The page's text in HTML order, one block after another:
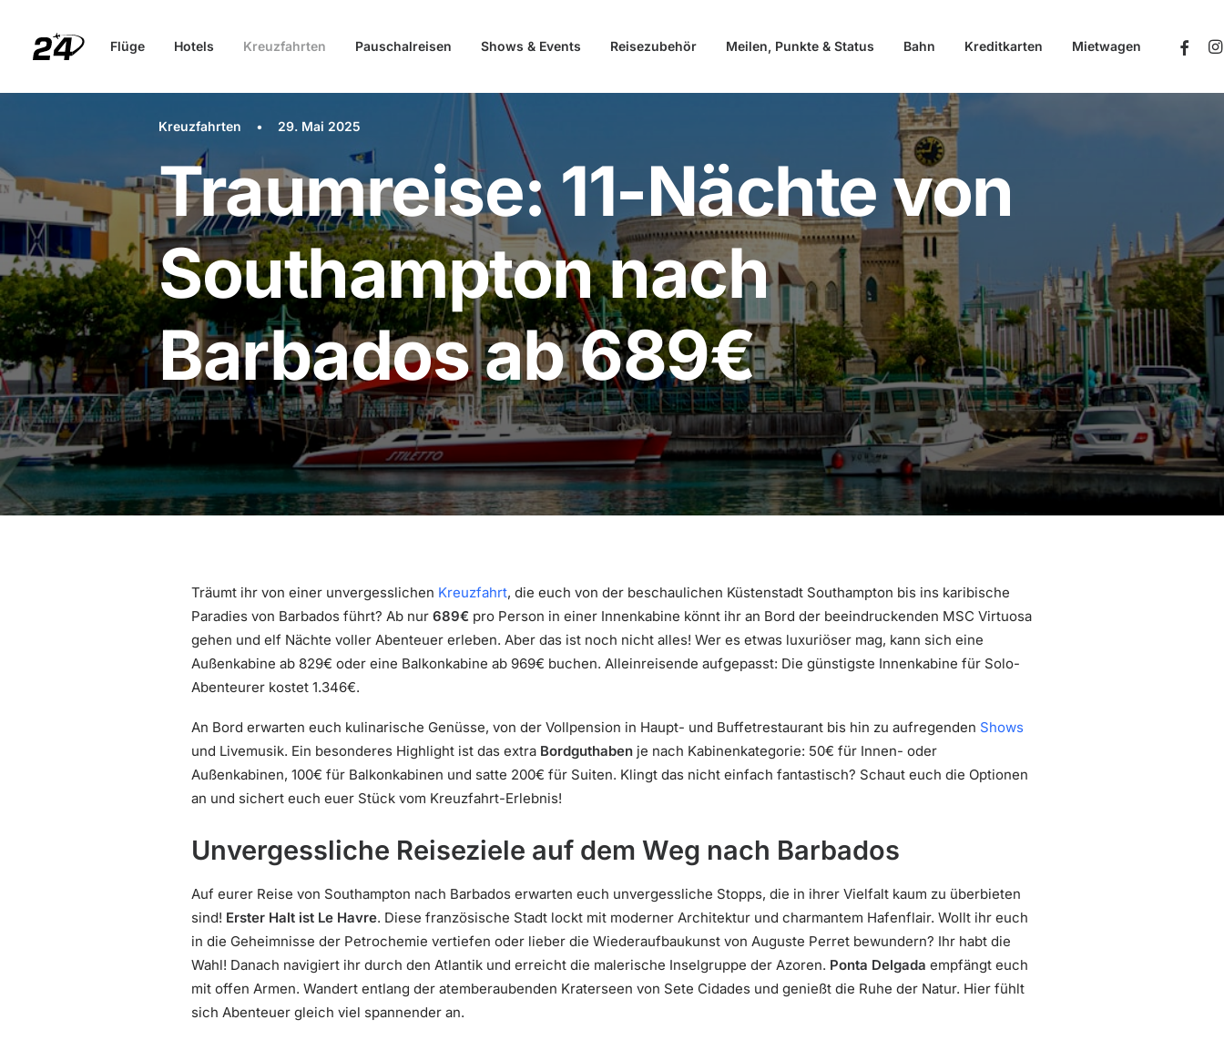
Flüge Hotels Kreuzfahrten Pauschalreisen Shows & Events Reisezubehör Meilen, Punkte & Status Bahn Kreditkarten Mietwagen
Kreuzfahrten • 29. Mai 2025
Traumreise: 11-Nächte von
Southampton nach
Barbados ab 689€
Träumt ihr von einer unvergesslichen Kreuzfahrt, die euch von der beschaulichen Küstenstadt Southampton bis ins karibische
Paradies von Barbados führt? Ab nur 689€ pro Person in einer Innenkabine könnt ihr an Bord der beeindruckenden MSC Virtuosa
gehen und elf Nächte voller Abenteuer erleben. Aber das ist noch nicht alles! Wer es etwas luxuriöser mag, kann sich eine
Außenkabine ab 829€ oder eine Balkonkabine ab 969€ buchen. Alleinreisende aufgepasst: Die günstigste Innenkabine für Solo-
Abenteurer kostet 1.346€.
An Bord erwarten euch kulinarische Genüsse, von der Vollpension in Haupt- und Buffetrestaurant bis hin zu aufregenden Shows
und Livemusik. Ein besonderes Highlight ist das extra Bordguthaben je nach Kabinenkategorie: 50€ für Innen- oder
Außenkabinen, 100€ für Balkonkabinen und satte 200€ für Suiten. Klingt das nicht einfach fantastisch? Schaut euch die Optionen
an und sichert euch euer Stück vom Kreuzfahrt-Erlebnis!
Unvergessliche Reiseziele auf dem Weg nach Barbados
Auf eurer Reise von Southampton nach Barbados erwarten euch unvergessliche Stopps, die in ihrer Vielfalt kaum zu überbieten
sind! Erster Halt ist Le Havre. Diese französische Stadt lockt mit moderner Architektur und charmantem Hafenflair. Wollt ihr euch
in die Geheimnisse der Petrochemie vertiefen oder lieber die Wiederaufbaukunst von Auguste Perret bewundern? Ihr habt die
Wahl! Danach navigiert ihr durch den Atlantik und erreicht die malerische Inselgruppe der Azoren. Ponta Delgada empfängt euch
mit offen Armen. Wandert entlang der atemberaubenden Kraterseen von Sete Cidades und genießt die Ruhe der Natur. Hier fühlt
sich Abenteuer gleich viel spannender an.